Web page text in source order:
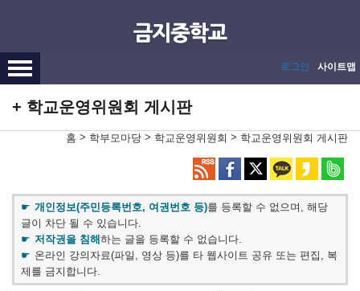
로그인 사이트맵
학교운영위원회 게시판
홈 > 학부모마당 > 학교운영위원회 > 학교운영위원회 게시판
개인정보(주민등록번호, 여권번호 등)를 등록할 수 없으며, 해당
글이 차단 될 수 있습니다.
저작권을 침해하는 글을 등록할 수 없습니다.
온라인 강의자료(파일, 영상 등)를 타 웹사이트 공유 또는 편집, 복
제를 금지합니다.